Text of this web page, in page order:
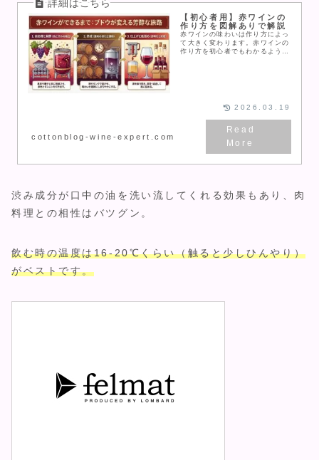
【初心者用】赤ワインの
作り方を図解ありで解説
赤ワインの味わいは作り方によっ
て大きく変わります。赤ワインの
作り方を初心者でもわかるように
cottonblog-wine-expert.com
2026.03.19
渋み成分が口中の油を洗い流してくれる効果もあり、肉
料理との相性はバツグン。
飲む時の温度は16-20℃くらい（触ると少しひんやり）
がベストです。